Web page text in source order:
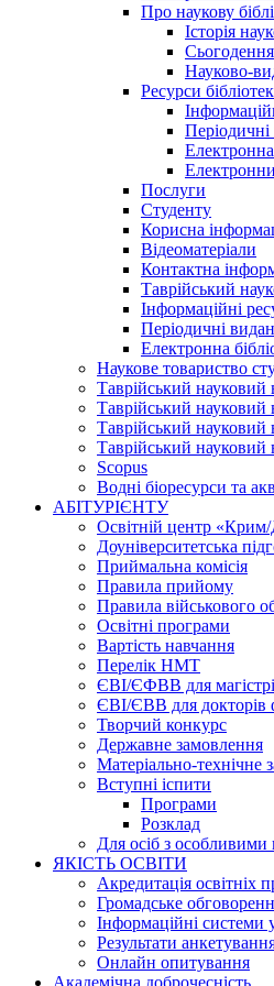
Про наукову
Історія
Сьогодення
Науково-
Ресурси
Послуги
Студенту
Корисна
Відеоматеріали
Контактна
Таврійський
Інформаційні
Періодичні
Електронна
Наукове товариство
Таврійський науковий
Таврійський науковий
Таврійський науковий
Таврійський науковий
Scopus
Водні біоресурси та
АБІТУРІЄНТУ
Освітній центр
Доуніверситетська
Приймальна комісія
Правила прийому
Правила військового
Освітні програми
Вартість навчання
Перелік НМТ
ЄВІ/ЄФВВ для
ЄВІ/ЄВВ для докторів
Творчий конкурс
Державне замовлення
Матеріально-технічне
Вступні іспити
Програми
Розклад
Для осіб з особливими
ЯКІСТЬ ОСВІТИ
Акредитація освітніх
Громадське
Інформаційні системи
Результати
Онлайн опитування
Академічна доброчесність